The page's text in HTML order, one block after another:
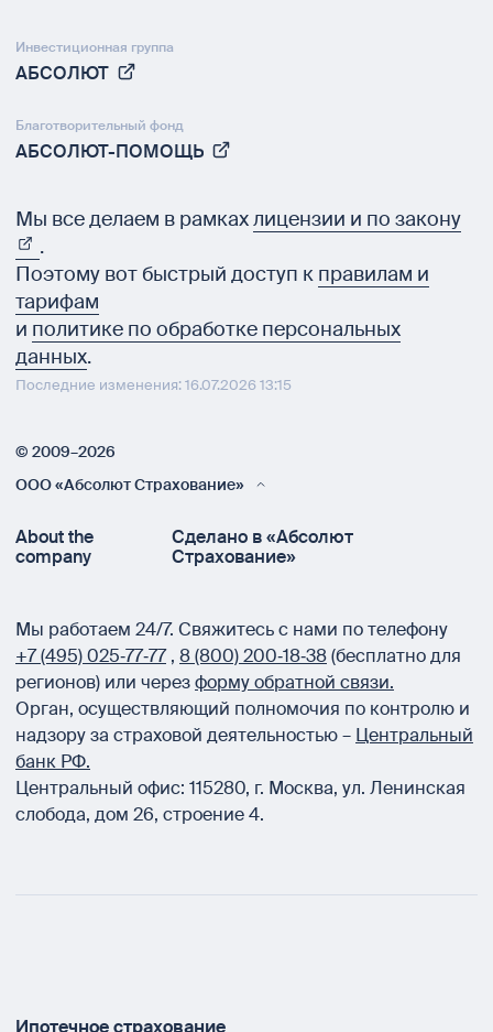
Инвестиционная группа
АБСОЛЮТ
Благотворительный фонд
АБСОЛЮТ-ПОМОЩЬ
Мы все делаем в рамкахлицензии и по закону
.
Поэтому вот быстрый доступ к правилам и
тарифам
и политике по обработке персональных
данных.
Последние изменения: 16.07.2026 13:15
© 2009–2026
ООО «Абсолют Страхование»
About the
company
Сделано в «Абсолют
Страхование»
Мы работаем 24/7. Свяжитесь с нами по телефону
+7 (495) 025‑77‑77 , 8 (800) 200‑18‑38(бесплатно для
регионов) или черезформу обратной связи.
Орган, осуществляющий полномочия по контролю и
надзору за страховой деятельностью – Центральный
банк РФ.
Центральный офис: 115280, г. Москва, ул. Ленинская
слобода, дом 26, строение 4.
Ипотечное страхование